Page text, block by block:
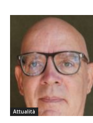
Attualità